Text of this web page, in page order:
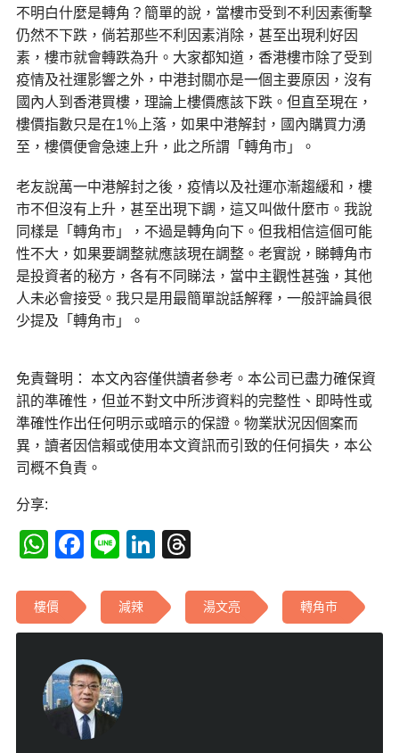
不明白什麼是轉角？簡單的說，當樓市受到不利因素衝擊
仍然不下跌，倘若那些不利因素消除，甚至出現利好因
素，樓市就會轉跌為升。大家都知道，香港樓市除了受到
疫情及社運影響之外，中港封關亦是一個主要原因，沒有
國內人到香港買樓，理論上樓價應該下跌。但直至現在，
樓價指數只是在1％上落，如果中港解封，國內購買力湧
至，樓價便會急速上升，此之所謂「轉角市」。
老友說萬一中港解封之後，疫情以及社運亦漸趨緩和，樓
市不但沒有上升，甚至出現下調，這又叫做什麼市。我說
同樣是「轉角市」，不過是轉角向下。但我相信這個可能
性不大，如果要調整就應該現在調整。老實說，睇轉角市
是投資者的秘方，各有不同睇法，當中主觀性甚強，其他
人未必會接受。我只是用最簡單說話解釋，一般評論員很
少提及「轉角市」。
免責聲明： 本文內容僅供讀者參考。本公司已盡力確保資
訊的準確性，但並不對文中所涉資料的完整性、即時性或
準確性作出任何明示或暗示的保證。物業狀況因個案而
異，讀者因信賴或使用本文資訊而引致的任何損失，本公
司概不負責。
分享:
WhatsApp
Facebook
LineLinkedIn
樓價 減辣 湯文亮 轉角市